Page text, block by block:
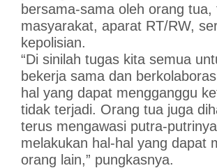
bersama-sama oleh orang tua,
masyarakat, aparat RT/RW,
kepolisian.
“Di sinilah tugas kita semua
bekerja sama dan
hal yang dapat mengganggu
tidak terjadi. Orang tua juga
terus mengawasi putra-
melakukan hal-hal yang dapat
orang lain,” pungkasnya.